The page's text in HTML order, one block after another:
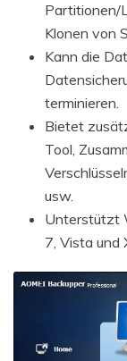
Partitionen/
Klonen von
Kann die
terminieren.
Bietet
Tool,
usw.
Unterstützt
7, Vista und